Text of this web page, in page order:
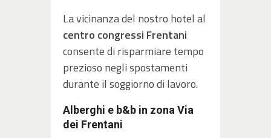
La vicinanza del nostro hotel al
centro congressi Frentani
consente di risparmiare tempo
prezioso negli spostamenti
durante il soggiorno di lavoro.
Alberghi e b&b in zona Via
dei Frentani